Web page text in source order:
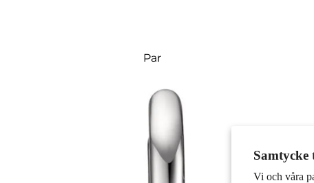
Samtycke
Vi och våra
Par